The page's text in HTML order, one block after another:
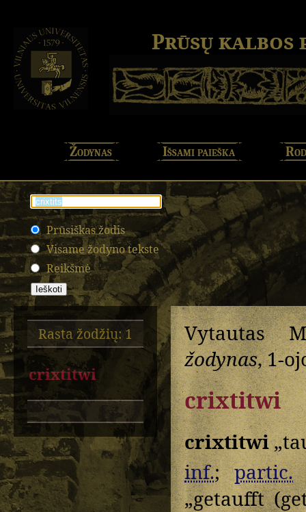
Prūsų kalbos
Žodynas Išsami paieška
Prūsiškas žodis
Visame žodyno tekste
Reikšmė
Rasta žodžių: 1
crixtitwi
Vytautas
žodynas, 1-
crixtitwi
crixtitwi
inf.;partic.
„getaufft